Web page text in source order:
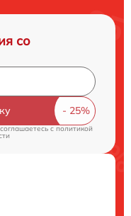
со
cполитикой